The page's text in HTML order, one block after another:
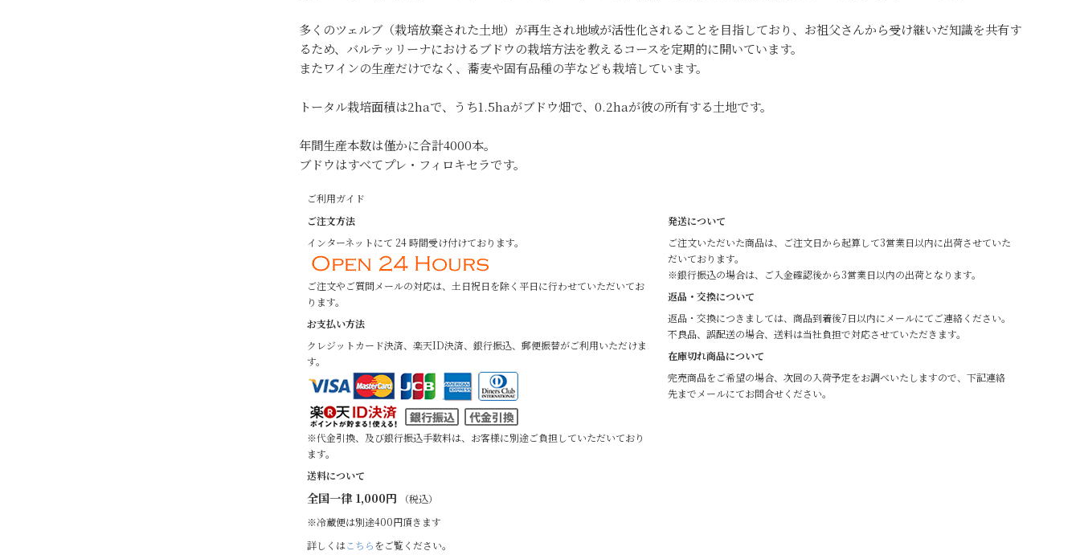
多くのツェルブ（栽培放棄された土地）が再生され地域が活性化されることを目指しており、お祖父さんから受け継いだ知識を共有す
るため、バルテッリーナにおけるブドウの栽培方法を教えるコースを定期的に開いています。
またワインの生産だけでなく、蕎麦や固有品種の芋なども栽培しています。
トータル栽培面積は2haで、うち1.5haがブドウ畑で、0.2haが彼の所有する土地です。
年間生産本数は僅かに合計4000本。
ブドウはすべてプレ・フィロキセラです。
ご利用ガイド
ご注文方法
インターネットにて 24 時間受け付けております。
ご注文やご質問メールの対応は、土日祝日を除く平日に行わせていただいてお
ります。
お支払い方法
クレジットカード決済、楽天ID決済、銀行振込、郵便振替がご利用いただけま
す。
※代金引換、及び銀行振込手数料は、お客様に別途ご負担していただいており
ます。
送料について
全国一律 1,000円 （税込）
※冷蔵便は別途400円頂きます
詳しくはこちらをご覧ください。
発送について
ご注文いただいた商品は、ご注文日から起算して3営業日以内に出荷させていた
だいております。
※銀行振込の場合は、ご入金確認後から3営業日以内の出荷となります。
返品・交換について
返品・交換につきましては、商品到着後7日以内にメールにてご連絡ください。
不良品、誤配送の場合、送料は当社負担で対応させていただきます。
在庫切れ商品について
完売商品をご希望の場合、次回の入荷予定をお調べいたしますので、下記連絡
先までメールにてお問合せください。